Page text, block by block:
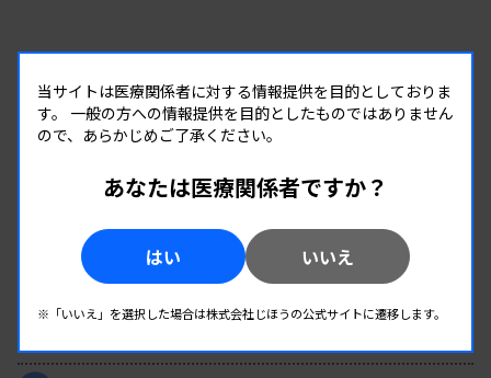
RANKING
人気の記事
新人臨床検査技師の歩き方 ［第16回］
当サイトは医療関係者に対する情報提供を目的としておりま
す。 一般の方への情報提供を目的としたものではありません
ので、あらかじめご了承ください。
あなたは医療関係者ですか？
はい いいえ
※「いいえ」を選択した場合は株式会社じほうの公式サイトに遷移します。